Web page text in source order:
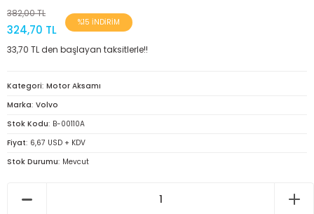
382,00 TL
324,70 TL
%15 İNDİRİM
33,70 TL den başlayan taksitlerle!!
Kategori Motor Aksamı
Marka Volvo
Stok Kodu B-00110A
Fiyat 6,67 USD + KDV
Stok Durumu Mevcut